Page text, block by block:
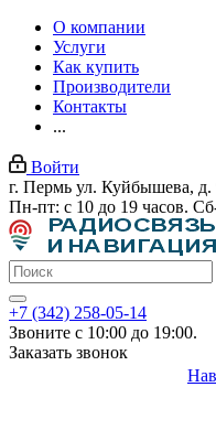
О компании
Услуги
Как купить
Производители
Контакты
...
Войти
г. Пермь ул. Куйбышева, д.
Пн-пт: с 10 до 19 часов.
+7 (342) 258-05-14
Звоните с 10:00 до 19:00.
Заказать звонок